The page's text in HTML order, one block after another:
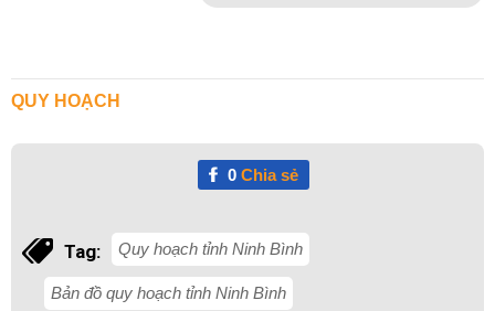
QUY HOẠCH
0Chia sẻ
Tag: Quy hoạch tỉnh Ninh Bình
Bản đồ quy hoạch tỉnh Ninh Bình